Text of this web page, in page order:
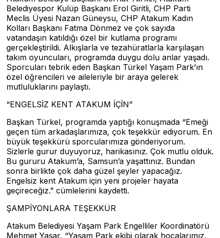
Belediyespor Kulüp Başkanı Erol Giritli, CHP Parti
Meclis Üyesi Nazan Güneysu, CHP Atakum Kadın
Kolları Başkanı Fatma Dönmez ve çok sayıda
vatandaşın katıldığı özel bir kutlama programı
gerçekleştirildi. Alkışlarla ve tezahüratlarla karşılaşan
takım oyuncuları, programda duygu dolu anlar yaşadı.
Sporcuları tebrik eden Başkan Türkel Yaşam Park’ın
özel öğrencileri ve aileleriyle bir araya gelerek
mutluluklarını paylaştı.
“ENGELSİZ KENT ATAKUM İÇİN”
Başkan Türkel, programda yaptığı konuşmada “Emeği
geçen tüm arkadaşlarımıza, çok teşekkür ediyorum. En
büyük teşekkürü sporcularımıza gönderiyorum.
Sizlerle gurur duyuyoruz, harikasınız. Çok mutlu olduk.
Bu gururu Atakum’a, Samsun’a yaşattınız. Bundan
sonra birlikte çok daha güzel şeyler yapacağız.
Engelsiz kent Atakum için yeni projeler hayata
geçireceğiz.” cümlelerini kaydetti.
ŞAMPİYONLARA TEŞEKKÜR
Atakum Belediyesi Yaşam Park Engelliler Koordinatörü
Mehmet Yaşar, “Yaşam Park ekibi olarak hocalarımız,